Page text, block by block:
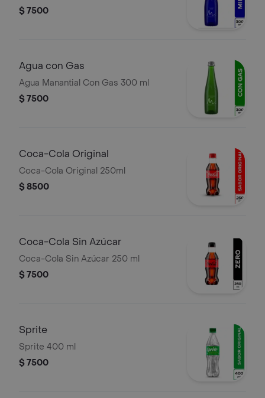
$ 7500
Agua con Gas
Agua Manantial Con Gas 300 ml
$ 7500
Coca-Cola Original
Coca-Cola Original 250ml
$ 8500
Coca-Cola Sin Azúcar
Coca-Cola Sin Azúcar 250 ml
$ 7500
Sprite
Sprite 400 ml
$ 7500